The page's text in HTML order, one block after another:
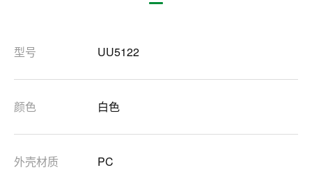
型号 UU5122
颜色 白色
外壳材质 PC